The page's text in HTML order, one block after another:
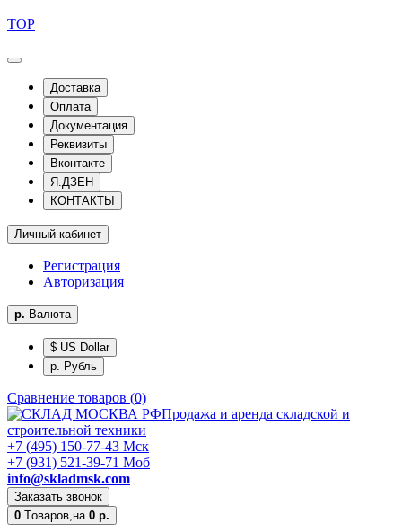
TOP
Доставка
Оплата
Документация
Реквизиты
Вконтакте
Я.ДЗЕН
КОНТАКТЫ
Личный кабинет
Регистрация
Авторизация
р. Валюта
$ US Dollar
р. Рубль
Сравнение товаров (0)
Продажа и аренда складской и
строительной техники
+7 (495) 150-77-43 Мск
+7 (931) 521-39-71 Моб
info@skladmsk.com
Заказать звонок
0 Tоваров,на 0 р.